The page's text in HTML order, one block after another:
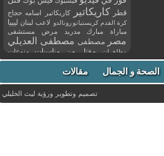
قطر كاريكاتير كاريكاتير اسامه حجاج
كرة القدم كريستيانو رونالدو لاعب لبنان ليبيا
مباراة مبارك مدريد مرض مستشفى
مصر مصطفى مصطفى العديلي
مظاهرات مقتل من مناسبات
منوعات
مواليد
موت ميسي ميلان نادي نشر
وفاة وفيات يوتيوب الصحة و الجمال مقالات
تصميم وتطوير ورؤيةليث الخليلي